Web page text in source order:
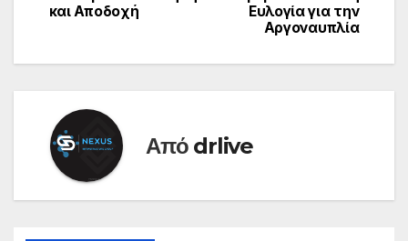
Ευλογία για την
Αργοναυπλία
και Αποδοχή
Από drlive